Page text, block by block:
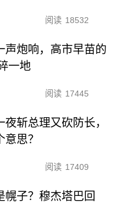
阅读 18532
声炮响，高市早苗的
一地
阅读 17445
夜斩总理又砍防长，
思？
阅读 17409
幌子？穆杰塔巴回